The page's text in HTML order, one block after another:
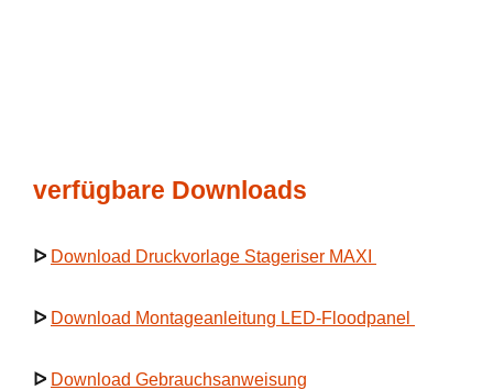
verfügbare Downloads
ᐅ Download Druckvorlage Stageriser MAXI
ᐅ Download Montageanleitung LED-Floodpanel
ᐅ Download Gebrauchsanweisung